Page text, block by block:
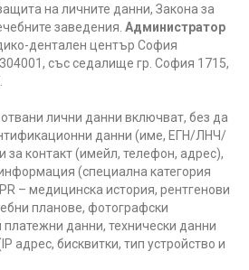
на личните данни, Закона за
заведения. Администратор
дентален център София
със седалище гр. София 1715,
лични данни включват, без да
данни (име, ЕГН/ЛНЧ/
за контакт (имейл, телефон, адрес),
(специална категория
– медицинска история, рентгенови
планове, фотографски
данни, технически данни
адрес, бисквитки, тип устройство и